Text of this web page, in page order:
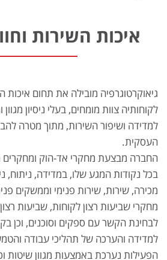
איכות השירות
גיאוקרטוגרפיה מובילה את תחום
לקוחותיה צוות מומחים, בעלי ניסיון
למדידה ושיפור השירות, מתוך מטרה
העסקית.
החברה מבצעת מחקרי אד-הוק ומחקרים
בכל נקודות המגע שלו, במדידה, ניתוח,
מכירה, שירות, שירות פנימי וממשקים
מחקרי שביעות רצון לקוחות, שביעות
לבחינת הקשר עם ספקים וסוכנים, וכן
למדידה והערכה של תהליכי עבודה
הפעילות נערכת באמצעות מגוון שיטות